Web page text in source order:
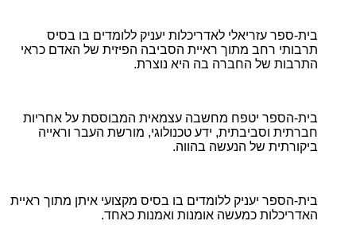
בית-ספר עזריאלי לאדריכלות יעניק ללומדים בו בסיס
תרבותי רחב מתוך ראיית הסביבה הפיזית של האדם כראי
התרבות של החברה בה היא נוצרת.
בית-הספר יטפח מחשבה עצמאית המבוססת על אחריות
חברתית וסביבתית, ידע טכנולוגי, מורשת העבר וראייה
ביקורתית של הנעשה בהווה.
בית-הספר יעניק ללומדים בו בסיס מקצועי איתן מתוך ראיית
האדריכלות כמעשה אומנות ואמנות כאחד.